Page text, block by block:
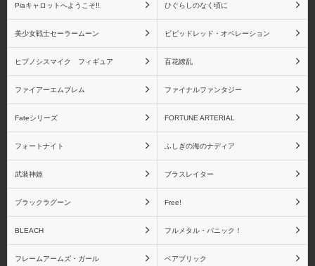
Piaキャロットへようこそ!! ひぐらしのなく頃に
美少女戦士セーラームーン ビビッドレッド・オペレーション
ヒプノシスマイク フィギュア 百花繚乱
ファイアーエムブレム ファイナルファンタジー
Fateシリーズ FORTUNE ARTERIAL
フォートナイト ふしぎの海のナディア
武装神姫 ブラスレイター
ブラックラグーン Free!
BLEACH フルメタル・パニック！
フレームアームズ・ガール ベアブリック